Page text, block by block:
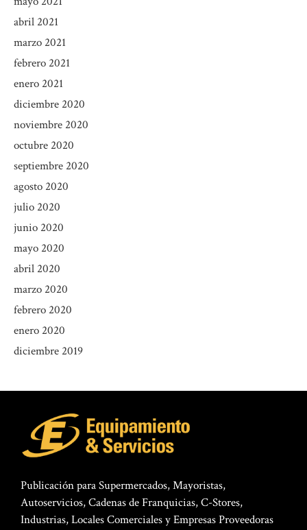
abril 2021
marzo 2021
febrero 2021
enero 2021
diciembre 2020
noviembre 2020
octubre 2020
septiembre 2020
agosto 2020
julio 2020
junio 2020
mayo 2020
abril 2020
marzo 2020
febrero 2020
enero 2020
diciembre 2019
Publicación para Supermercados, Mayoristas,
Autoservicios, Cadenas de Franquicias, C-Stores,
Industrias, Locales Comerciales y Empresas Proveedoras